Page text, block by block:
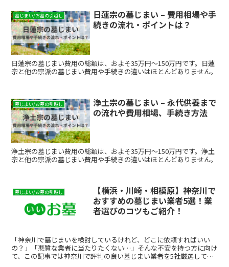
墓じまい/お墓の引越し
日蓮宗の墓じまい – 費用相場や手
続きの流れ・ポイントは？
日蓮宗の墓じまい費用の総額は、およそ35万円～150万円です。日蓮
宗と他の宗派の墓じまい費用や手続きの違いはほとんどありません。
墓じまい/お墓の引越し
浄土宗の墓じまい – 永代供養まで
の流れや費用相場、手続き方法
浄土宗の墓じまい費用の総額は、およそ35万円～150万円です。浄土
宗と他の宗派の墓じまい費用や手続きの違いはほとんどありません。
墓じまい/お墓の引越し
【横浜・川崎・相模原】神奈川で
おすすめの墓じまい業者5選！業
者選びのコツもご紹介！
「神奈川で墓じまいを検討しているけれど、どこに依頼すればいい
の？」「悪質な業者に当たりたくない…」そんな不安を持つ方に向け
て、この記事では神奈川で評判の良い墓じまい業者を5社厳選してご